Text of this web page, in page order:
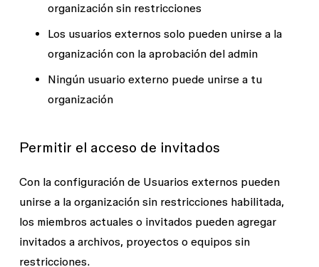
organización sin restricciones
Los usuarios externos solo pueden unirse a la
organización con la aprobación del admin
Ningún usuario externo puede unirse a tu
organización
Permitir el acceso de invitados
Con la configuración de Usuarios externos pueden
unirse a la organización sin restriccioneshabilitada,
los miembros actuales o invitados pueden agregar
invitados a archivos, proyectos o equipos sin
restricciones.